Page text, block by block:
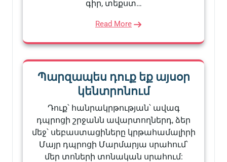
գիր, տեքստ…
Read More
Պարզապես դուք եք այսօր
կենտրոնում
Դուք՝ հանրակրթության՝ ավագ
դպրոցի շրջանն ավարտողներդ, ձեր
մեջ՝ սեբաստացիները կրթահամալիրի
Մայր դպրոցի Մարմարյա սրահում՝
մեր տոների տոնական սրահում: